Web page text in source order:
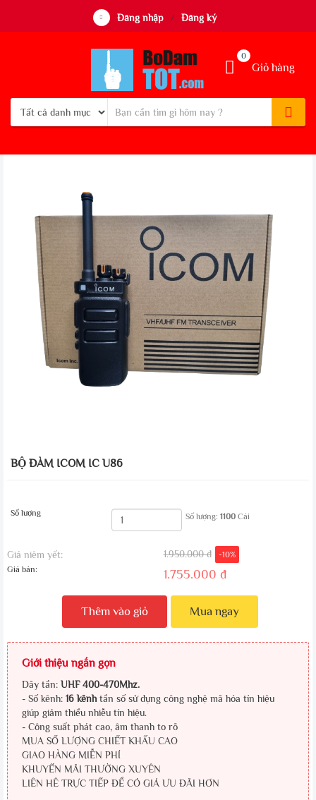
Đăng nhập / Đăng ký
Giỏ hàng
0
BỘ ĐÀM ICOM IC U86
Số lượng Số lượng: 1100Cái
Giá niêm yết:
Giá bán:
1.950.000 đ -10%
1.755.000 đ
Thêm vào giỏ Mua ngay
Giới thiệu ngắn gọn
Dãy tần: UHF 400-470Mhz.
- Số kênh: 16 kênh tần số sử dụng công nghệ mã hóa tín hiệu
giúp giảm thiểu nhiễu tín hiệu.
- Công suất phát cao, âm thanh to rõ
MUA SỐ LƯỢNG CHIẾT KHẤU CAO
GIAO HÀNG MIỄN PHÍ
KHUYẾN MÃI THƯỜNG XUYÊN
LIÊN HÊ TRỰC TIẾP ĐỂ CÓ GIÁ ƯU ĐÃI HƠN